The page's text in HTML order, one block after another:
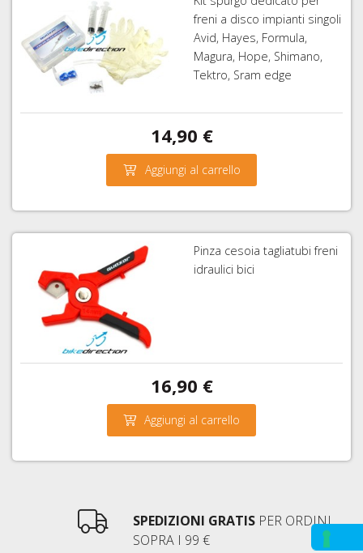
freni a disco impianti singoli
Avid, Hayes, Formula,
Magura, Hope, Shimano,
Tektro, Sram edge
14,90 €
Aggiungi al carrello
Pinza cesoia tagliatubi freni
idraulici bici
16,90 €
Aggiungi al carrello
SPEDIZIONI GRATIS PER ORDINI
SOPRA I 99 €